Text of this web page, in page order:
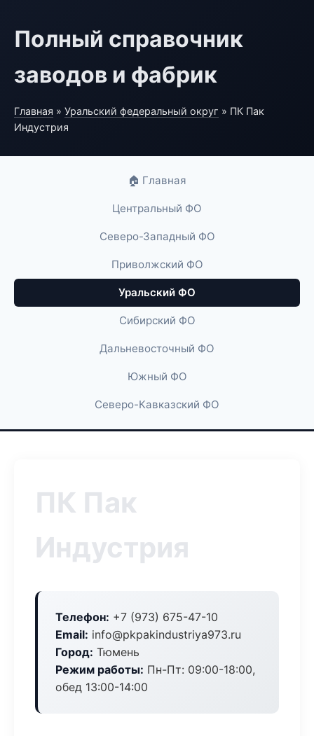
Полный справочник
заводов и фабрик
Главная » Уральский федеральный округ » ПК Пак
Индустрия
🏠 Главная
Центральный ФО
Северо-Западный ФО
Приволжский ФО
Уральский ФО
Сибирский ФО
Дальневосточный ФО
Южный ФО
Северо-Кавказский ФО
ПК Пак
Индустрия
Телефон: +7 (973) 675-47-10
Email: info@pkpakindustriya973.ru
Город: Тюмень
Режим работы: Пн-Пт: 09:00-18:00,
обед 13:00-14:00